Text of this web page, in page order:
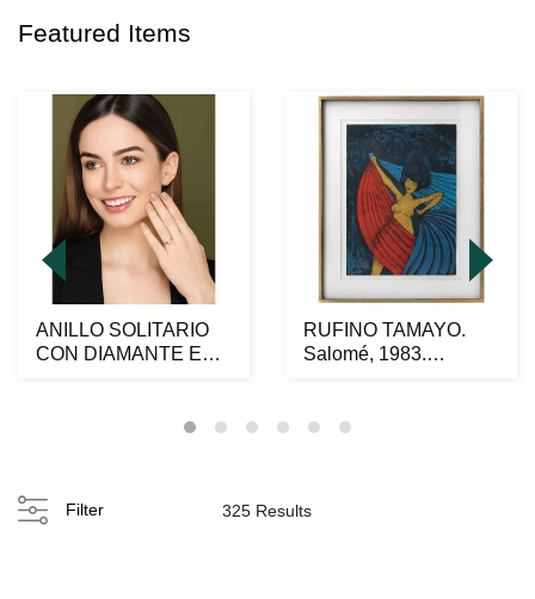
Featured Items
ANILLO SOLITARIO
CON DIAMANTE EN
RUFINO TAMAYO.
Salomé, 1983.
Filter 325 Results